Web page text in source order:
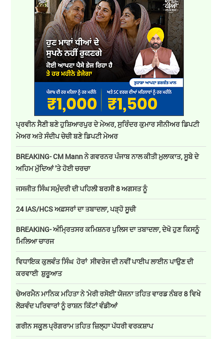
ਪ੍ਰਵੀਨ ਸੈਣੀ ਬਣੇ ਹੁਸ਼ਿਆਰਪੁਰ ਦੇ ਮੇਅਰ, ਸੁਰਿੰਦਰ ਕੁਮਾਰ ਸੀਨੀਅਰ ਡਿਪਟੀ
ਮੇਅਰ ਅਤੇ ਸੰਦੀਪ ਚੇਚੀ ਬਣੇ ਡਿਪਟੀ ਮੇਅਰ
BREAKING- CM Mann ਨੇ ਗਵਰਨਰ ਪੰਜਾਬ ਨਾਲ ਕੀਤੀ ਮੁਲਾਕਾਤ, ਸੂਬੇ ਦੇ
ਅਹਿਮ ਮੁੱਦਿਆਂ ’ਤੇ ਹੋਈ ਚਰਚਾ
ਜਸਜੀਤ ਸਿੰਘ ਸਮੁੰਦਰੀ ਦੀ ਪਹਿਲੀ ਬਰਸੀ 8 ਅਗਸਤ ਨੂੰ
24 IAS/HCS ਅਫ਼ਸਰਾਂ ਦਾ ਤਬਾਦਲਾ, ਪੜ੍ਹੋ ਸੂਚੀ
BREAKING- ਅੰਮ੍ਰਿਤਸਰ ਕਮਿਸ਼ਨਰ ਪੁਲਿਸ ਦਾ ਤਬਾਦਲਾ, ਦੇਖੋ ਹੁਣ ਕਿਸਨੂੰ
ਮਿਲਿਆ ਚਾਰਜ
ਵਿਧਾਇਕ ਕੁਲਵੰਤ ਸਿੰਘ ਹੋਰਾਂ ਸੀਵਰੇਜ ਦੀ ਨਵੀਂ ਪਾਈਪ ਲਾਈਨ ਪਾਉਣ ਦੀ
ਕਰਵਾਈ ਸ਼ੁਰੂਆਤ
ਚੇਅਰਮੈਨ ਮਾਨਿਕ ਮਹਿਤਾ ਨੇ 'ਮੇਰੀ ਰਸੋਈ' ਯੋਜਨਾ ਤਹਿਤ ਵਾਰਡ ਨੰਬਰ 8 ਵਿਖੇ
ਲੋੜਵੰਦ ਪਰਿਵਾਰਾਂ ਨੂੰ ਰਾਸ਼ਨ ਕਿੱਟਾਂ ਵੰਡੀਆਂ
ਗਰੀਨ ਸਕੂਲ ਪ੍ਰੋਗਰਾਮ ਤਹਿਤ ਜ਼ਿਲ੍ਹਾ ਪੱਧਰੀ ਵਰਕਸ਼ਾਪ